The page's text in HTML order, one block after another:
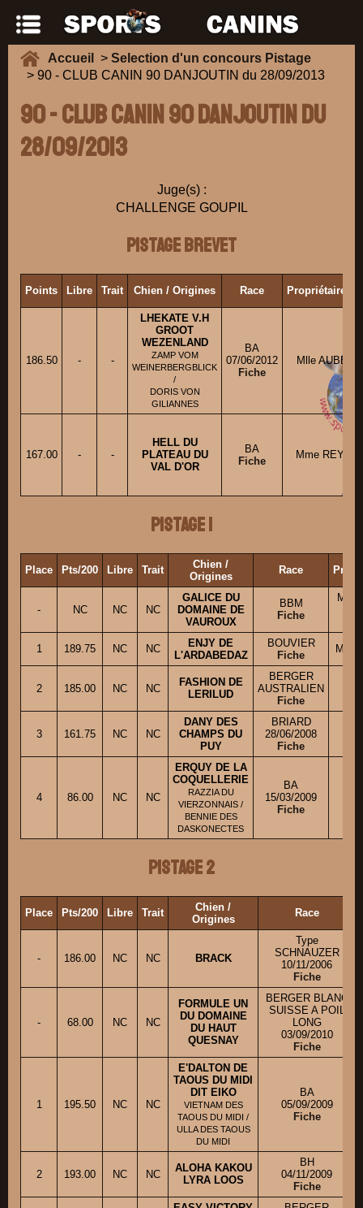
Accueil > Selection d'un concours Pistage
> 90 - CLUB CANIN 90 DANJOUTIN du 28/09/2013
90 - CLUB CANIN 90 DANJOUTIN du
28/09/2013
Juge(s) :
CHALLENGE GOUPIL
Pistage Brevet
Points Libre Trait Chien / Origines Race Propriétaire/
186.50 - -
LHEKATE V.H
GROOT
WEZENLAND
ZAMP VOM
WEINERBERGBLICK
/
DORIS VON
GILIANNES
BA
07/06/2012
Fiche
Mlle
167.00 - -
HELL DU
PLATEAU DU
VAL D'OR
BA
Fiche
Mme
Pistage 1
Place Pts/200 Libre Trait
Chien /
Origines
Race
- NC NC NC
GALICE DU
DOMAINE DE
VAUROUX
BBM
Fiche
1 189.75 NC NC
ENJY DE
L'ARDABEDAZ
BOUVIER
Fiche
Mme
2 185.00 NC NC
FASHION DE
LERILUD
BERGER
AUSTRALIEN
Fiche
3 161.75 NC NC
DANY DES
CHAMPS DU
PUY
BRIARD
28/06/2008
Fiche
4 86.00 NC NC
ERQUY DE LA
COQUELLERIE
RAZZIA DU
VIERZONNAIS /
BENNIE DES
DASKONECTES
BA
15/03/2009
Fiche
Pistage 2
Place Pts/200 Libre Trait
Chien /
Origines
Race
- 186.00 NC NC BRACK
Type
SCHNAUZER
10/11/2006
Fiche
- 68.00 NC NC
FORMULE UN
DU DOMAINE
DU HAUT
QUESNAY
BERGER BLANC
SUISSE A POIL
LONG
03/09/2010
Fiche
1 195.50 NC NC
E'DALTON DE
TAOUS DU MIDI
DIT EIKO
VIETNAM DES
TAOUS DU MIDI /
ULLA DES TAOUS
DU MIDI
BA
05/09/2009
Fiche
2 193.00 NC NC
ALOHA KAKOU
LYRA LOOS
BH
04/11/2009
Fiche